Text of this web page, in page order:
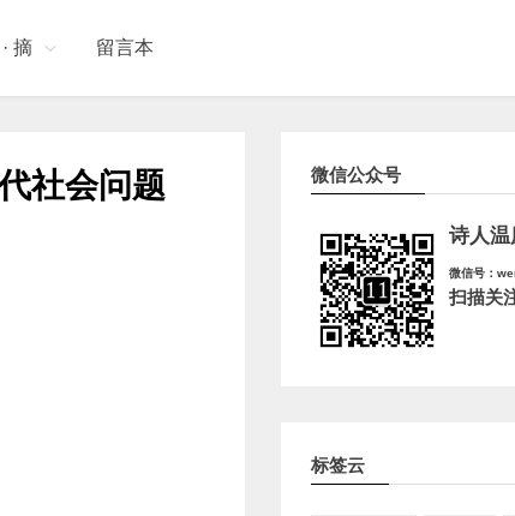
摘 留言本
社会问题 微信公众号
诗人温
微信号：
扫描关
标签云